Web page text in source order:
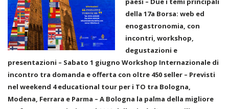
della 17a Borsa: web ed
enogastronomia, con
incontri, workshop,
degustazioni e
presentazioni – Sabato 1 giugno Workshop Internazionale di
incontro tra domanda e offerta con oltre 450 seller – Previsti
nel weekend 4 educational tour per i TO tra Bologna,
Modena, Ferrara e Parma – A Bologna la palma della migliore